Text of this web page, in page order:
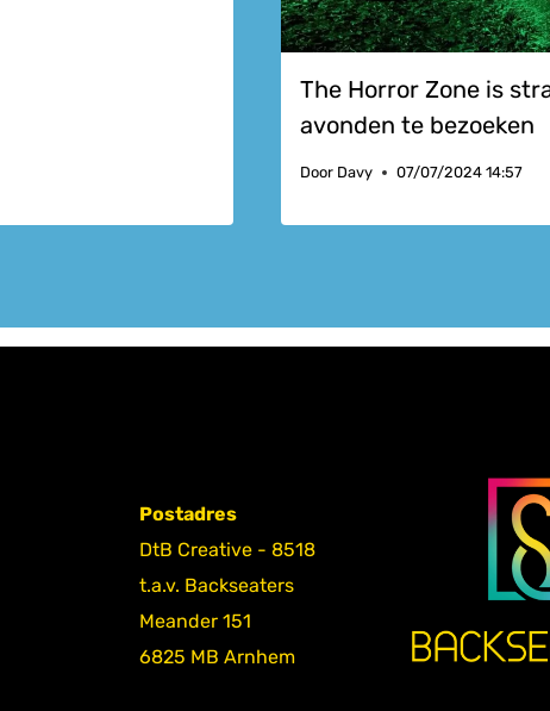
The Horror Zone is
avonden te bezoeken
Door Davy 07/07/2024 14:57
Postadres
DtB Creative - 8518
t.a.v. Backseaters
Meander 151
6825 MB Arnhem